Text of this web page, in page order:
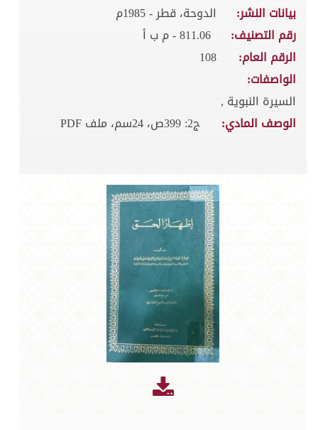
بيانات النشر:
الدوحة، قطر - 1985م
رقم التصنيف:
811.06 - م ب أ
الرقم العام:
108
الواصفات:
السيرة النبوية ,
الوصف المادي:
ج2: 399ص، 24سم، ملف PDF